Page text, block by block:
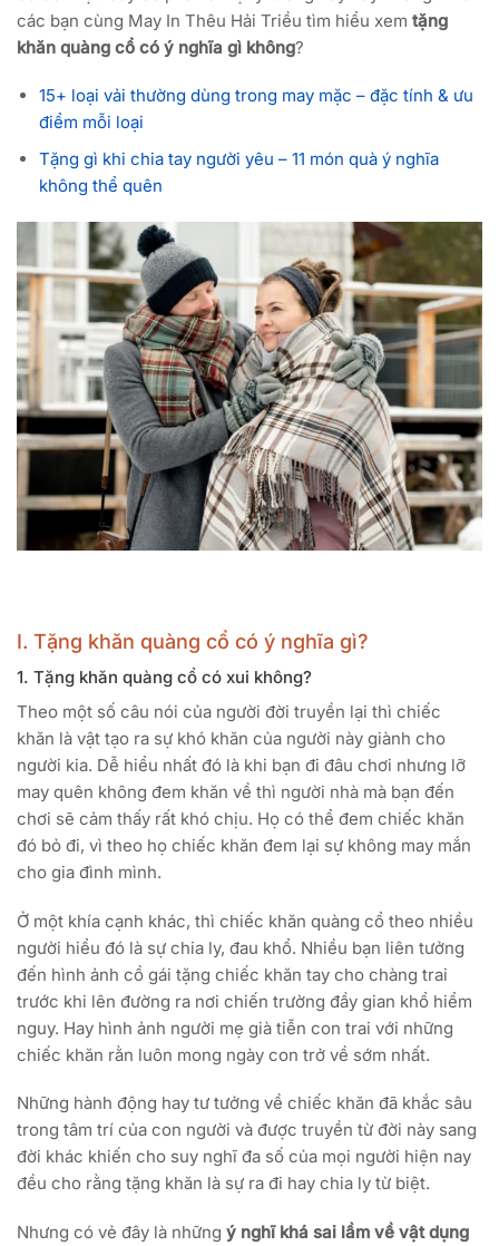
các bạn cùng May In Thêu Hải Triều tìm hiểu xem tặng
khăn quàng cổ có ý nghĩa gì không?
15+ loại vải thường dùng trong may mặc – đặc tính & ưu
điểm mỗi loại
Tặng gì khi chia tay người yêu – 11 món quà ý nghĩa
không thể quên
I. Tặng khăn quàng cổ có ý nghĩa gì?
1. Tặng khăn quàng cổ có xui không?
Theo một số câu nói của người đời truyền lại thì chiếc
khăn là vật tạo ra sự khó khăn của người này giành cho
người kia. Dễ hiểu nhất đó là khi bạn đi đâu chơi nhưng lỡ
may quên không đem khăn về thì người nhà mà bạn đến
chơi sẽ cảm thấy rất khó chịu. Họ có thể đem chiếc khăn
đó bỏ đi, vì theo họ chiếc khăn đem lại sự không may mắn
cho gia đình mình.
Ở một khía cạnh khác, thì chiếc khăn quàng cổ theo nhiều
người hiểu đó là sự chia ly, đau khổ. Nhiều bạn liên tưởng
đến hình ảnh cồ gái tặng chiếc khăn tay cho chàng trai
trước khi lên đường ra nơi chiến trường đầy gian khổ hiểm
nguy. Hay hình ảnh người mẹ già tiễn con trai với những
chiếc khăn rằn luôn mong ngày con trở về sớm nhất.
Những hành động hay tư tưởng về chiếc khăn đã khắc sâu
trong tâm trí của con người và được truyền từ đời này sang
đời khác khiến cho suy nghĩ đa số của mọi người hiện nay
đều cho rằng tặng khăn là sự ra đi hay chia ly từ biệt.
Nhưng có vẻ đây là những ý nghĩ khá sai lầm về vật dụng